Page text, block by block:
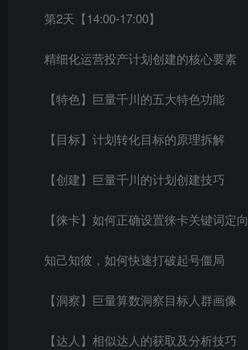
第2天【14:00-17:00】
精细化运营投产计划创建的核心要素
【特色】巨量千川的五大特色功能
【目标】计划转化目标的原理拆解
【创建】巨量千川的计划创建技巧
【徕卡】如何正确设置徕卡关键词定向
知己知彼，如何快速打破起号僵局
【洞察】巨量算数洞察目标人群画像
【达人】相似达人的获取及分析技巧